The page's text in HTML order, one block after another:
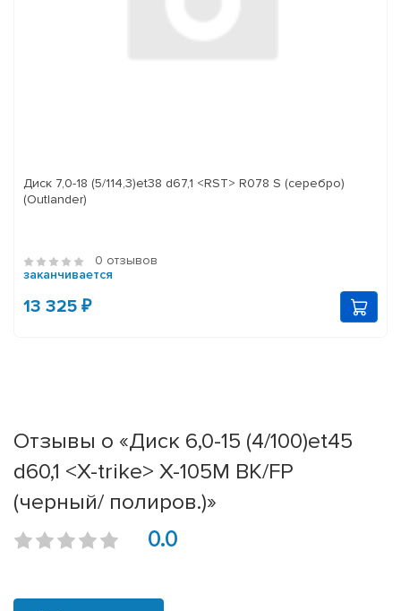
Диск 7,0-18 (5/114,3)et38 d67,1 <RST> R078 S (серебро)
(Outlander)
0 отзывов
заканчивается
13 325 ₽
Отзывы о «Диск 6,0-15 (4/100)et45
d60,1 <X-trike> X-105M BK/FP
(черный/ полиров.)»
0.0